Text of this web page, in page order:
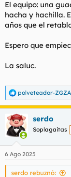
Subnormales.
El equipo: una
hacha y hachilla.
años que el
Espero que
La saluc.
R
e
a
c
c
i
e
s
polveteador-ZGZA
serdo
Soplagaitas
6 Ago 2025
serdo rebuznó: